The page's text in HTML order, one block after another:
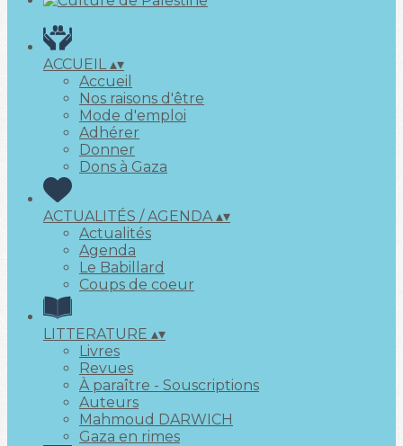
ACCUEIL▴▾
Accueil
Nos raisons d'être
Mode d'emploi
Adhérer
Donner
Dons à Gaza
ACTUALITÉS / AGENDA▴▾
Actualités
Agenda
Le Babillard
Coups de coeur
LITTERATURE ▴▾
Livres
Revues
À paraître - Souscriptions
Auteurs
Mahmoud DARWICH
Gaza en rimes